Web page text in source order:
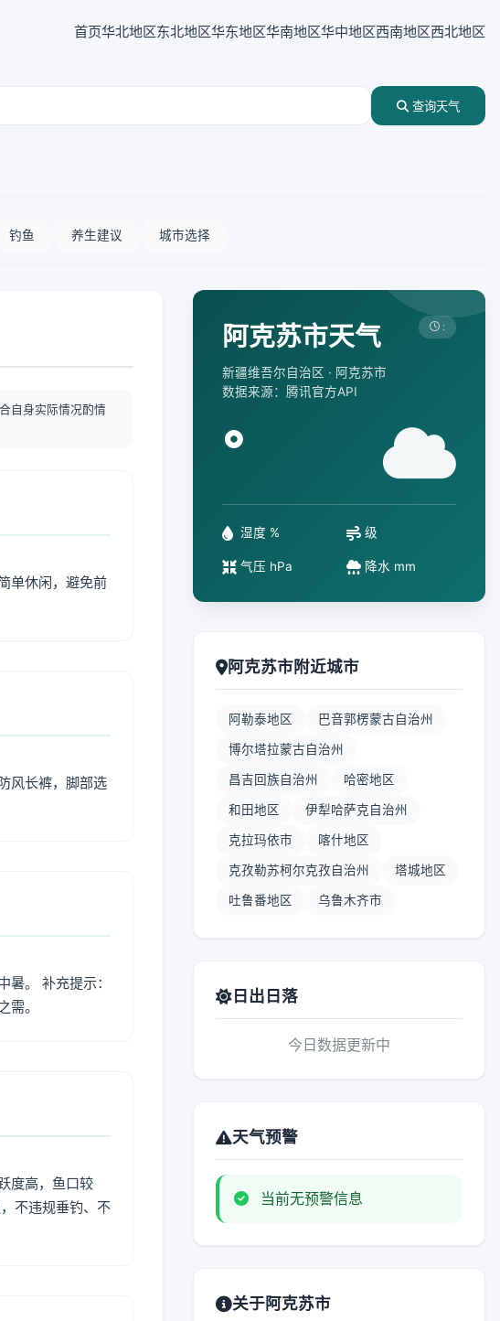
首页华北地区东北地区华东地区华南地区华中地区西南地区西北地区
查询天气
钓鱼 养生建议 城市选择
自身实际情况酌情
单休闲，避免前
风长裤，脚部选
。 补充提示：
。
度高，鱼口较
不违规垂钓、不
阿克苏市天气
新疆维吾尔自治区 · 阿克苏市
数据来源：腾讯官方API
:
°
湿度 % 级
气压 hPa 降水 mm
阿克苏市附近城市
阿勒泰地区 巴音郭楞蒙古自治州
博尔塔拉蒙古自治州
昌吉回族自治州 哈密地区
和田地区 伊犁哈萨克自治州
克拉玛依市 喀什地区
克孜勒苏柯尔克孜自治州 塔城地区
吐鲁番地区 乌鲁木齐市
日出日落
今日数据更新中
天气预警
当前无预警信息
关于阿克苏市